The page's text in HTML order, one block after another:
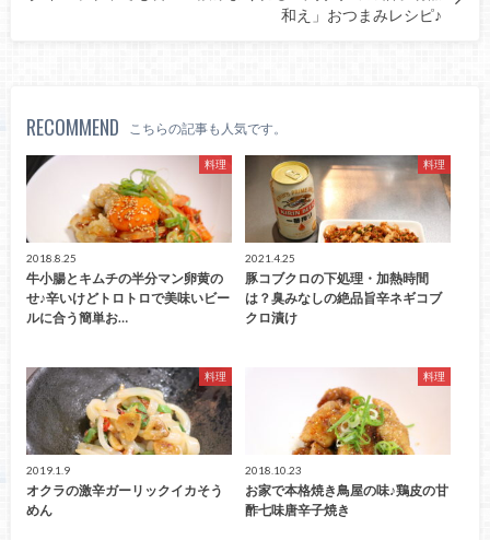
和え」おつまみレシピ♪
RECOMMEND こちらの記事も人気です。
料理
2018.8.25
牛小腸とキムチの半分マン卵黄の
せ♪辛いけどトロトロで美味いビー
ルに合う簡単お…
料理
2021.4.25
豚コブクロの下処理・加熱時間
は？臭みなしの絶品旨辛ネギコブ
クロ漬け
料理
2019.1.9
オクラの激辛ガーリックイカそう
めん
料理
2018.10.23
お家で本格焼き鳥屋の味♪鶏皮の甘
酢七味唐辛子焼き